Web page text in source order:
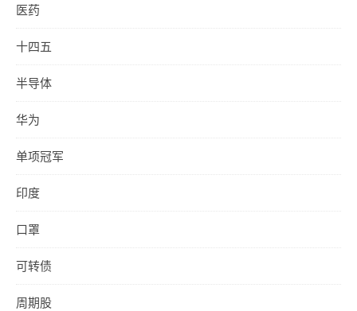
医药
十四五
半导体
华为
单项冠军
印度
口罩
可转债
周期股